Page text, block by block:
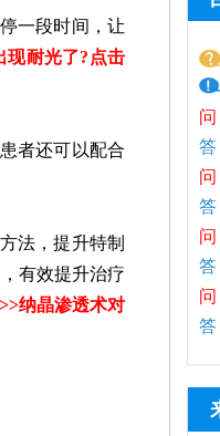
一段时间，让
现耐光了?点击
者还可以配合
法，提升特制
有效提升治疗
纳晶渗透术对
问
多
答
用
重
白
趁
问
癜
答
性
考
重
问
答
含
肝
问
院
答
家